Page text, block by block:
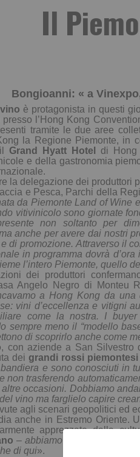
Il
Bongioanni: « a Vine
è protagonista in questi
l’Hong Kong
tramite le due aree
la Regione Piemonte, in
Grand Hyatt Hotel di Hong
e della gastronomia
la delegazione dei produttori
e Pesca, Parchi della
da Piemonte Land of Wine
vitivinicolo sono giornate
non soltanto per
anche per avere dai nostri
di promozione. Attraverso il
in programma dovrà d’ora
l’intero Piemonte, quello
dei produttori
Angelo Negro di Monteu
a Hong Kong da
vini d’eccellenza e vitigni
come la nostra. I
sempre meno il “modello
di scoprirlo anche come
, con aziende a San Silvestro
dei grandi rossi piemontesi
e sono conosciuti in
non trasferendo
occasioni. Dobbiamo
vino ma farglielo capire
agli scenari geopolitici ed
anche in Estremo Oriente.
apprezzate dalla
– abbiamo venduto 4.000
di qui».